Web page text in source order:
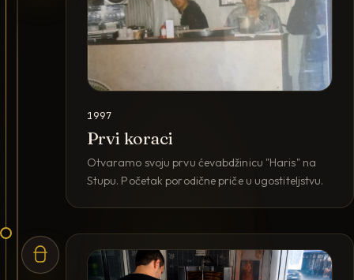
1997
Prvi koraci
Otvaramo svoju prvu ćevabdžinicu "Haris" na
Stupu. Početak porodične priče u ugostiteljstvu.